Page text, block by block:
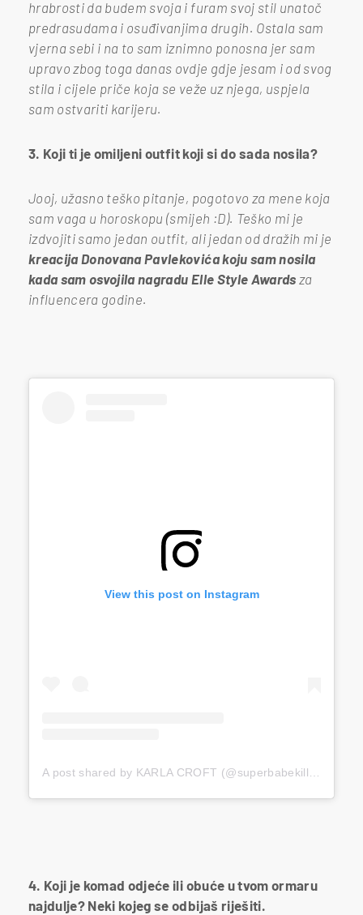
hrabrosti da budem svoja i furam svoj stil unatoč
predrasudama i osuđivanjima drugih. Ostala sam
vjerna sebi i na to sam iznimno ponosna jer sam
upravo zbog toga danas ovdje gdje jesam i od svog
stila i cijele priče koja se veže uz njega, uspjela
sam ostvariti karijeru.
3. Koji ti je omiljeni outfit koji si do sada nosila?
Jooj, užasno teško pitanje, pogotovo za mene koja
sam vaga u horoskopu (smijeh :D). Teško mi je
izdvojiti samo jedan outfit, ali jedan od dražih mi je
kreacija Donovana Pavlekovića koju sam nosila
kada sam osvojila nagradu Elle Style Awards za
influencera godine.
View this post on Instagram
A post shared by KARLA CROFT (@superbabekillah)
4. Koji je komad odjeće ili obuće u tvom ormaru
najdulje? Neki kojeg se odbijaš riješiti.